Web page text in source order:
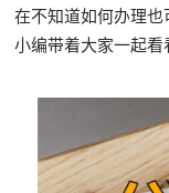
在不知道如何办理也
小编带着大家一起看